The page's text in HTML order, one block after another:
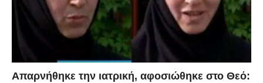
Απαρνήθηκε την ιατρική, αφοσιώθηκε στο Θεό: